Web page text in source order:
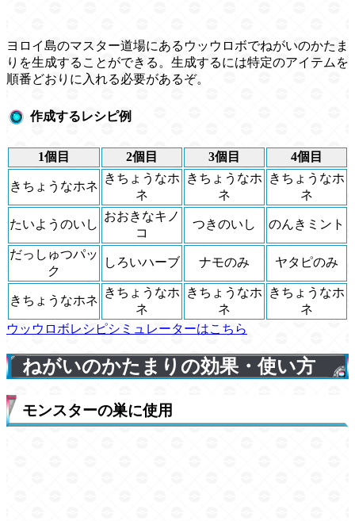
ヨロイ島のマスター道場にあるウッウロボでねがいのかたま
りを生成することができる。生成するには特定のアイテムを
順番どおりに入れる必要があるぞ。
作成するレシピ例
1個目 2個目 3個目 4個目
きちょうなホネ
きちょうなホ
ネ
きちょうなホ
ネ
きちょうなホ
ネ
たいようのいし
おおきなキノ
コ
つきのいし のんきミント
だっしゅつパッ
ク
しろいハーブ ナモのみ ヤタピのみ
きちょうなホネ
きちょうなホ
ネ
きちょうなホ
ネ
きちょうなホ
ネ
ウッウロボレシピシミュレーターはこちら
ねがいのかたまりの効果・使い方
モンスターの巣に使用